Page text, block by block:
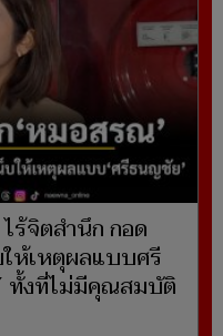
จิตสำนึก กอด
ห้เหตุผลแบบศรี
ทั้งที่ไม่มีคุณสมบัติ